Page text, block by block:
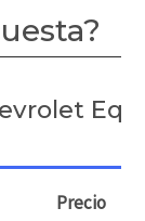
Precio